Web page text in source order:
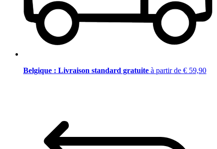
Belgique : Livraison standard gratuite à partir de € 59,90